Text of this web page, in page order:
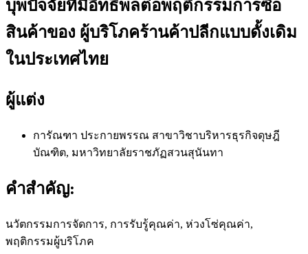
บุพปัจจัยที่มีอิทธิพลต่อพฤติกรรมการซื้อ
สินค้าของ ผู้บริโภคร้านค้าปลีกแบบดั้งเดิม
ในประเทศไทย
ผู้แต่ง
การัณฑา ประกายพรรณ สาขาวิชาบริหารธุรกิจดุษฎี
บัณฑิต, มหาวิทยาลัยราชภัฏสวนสุนันทา
คำสำคัญ:
นวัตกรรมการจัดการ, การรับรู้คุณค่า, ห่วงโซ่คุณค่า,
พฤติกรรมผู้บริโภค